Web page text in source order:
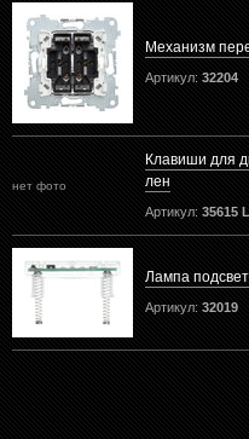
Механизм
Артикул: 32204
нет фото
Клавиши для
лен
Артикул: 35615
Лампа
Артикул: 32019